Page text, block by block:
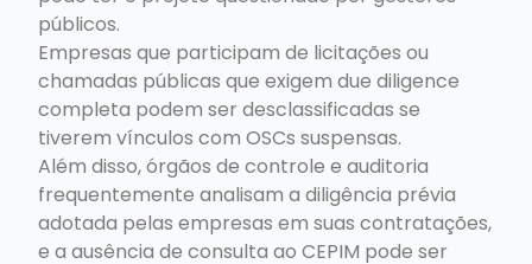
públicos.
Empresas que participam de licitações ou
chamadas públicas que exigem due diligence
completa podem ser desclassificadas se
tiverem vínculos com OSCs suspensas.
Além disso, órgãos de controle e auditoria
frequentemente analisam a diligência prévia
adotada pelas empresas em suas contratações,
e a ausência de consulta ao CEPIM pode ser